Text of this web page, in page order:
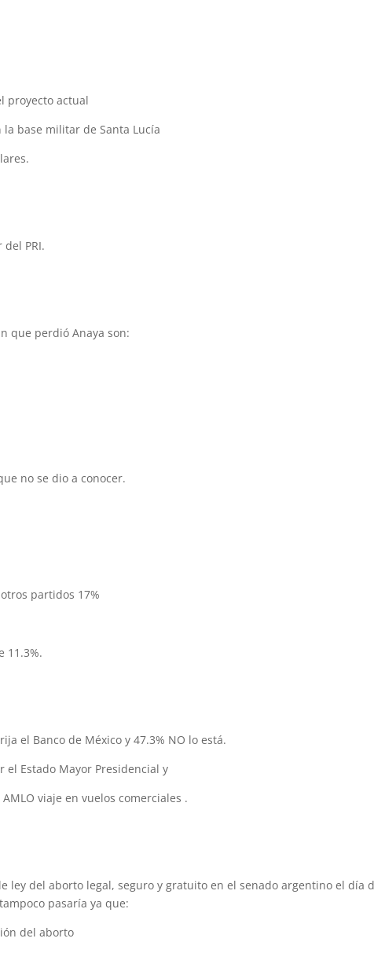
proyecto actual
base militar de Santa Lucía
PRI.
que perdió Anaya son:
no se dio a conocer.
partidos 17%
11.3%.
el Banco de México y 47.3% NO lo está.
el Estado Mayor Presidencial y
viaje en vuelos comerciales .
ley del aborto legal, seguro y gratuito en el senado argentino el día
pasaría ya que:
del aborto